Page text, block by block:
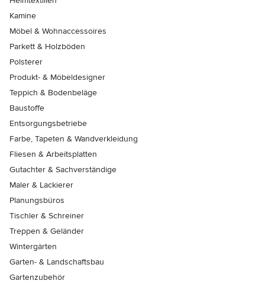
Kamine
Möbel & Wohnaccessoires
Parkett & Holzböden
Polsterer
Produkt- & Möbeldesigner
Teppich & Bodenbeläge
Baustoffe
Entsorgungsbetriebe
Farbe, Tapeten & Wandverkleidung
Fliesen & Arbeitsplatten
Gutachter & Sachverständige
Maler & Lackierer
Planungsbüros
Tischler & Schreiner
Treppen & Geländer
Wintergärten
Garten- & Landschaftsbau
Gartenzubehör